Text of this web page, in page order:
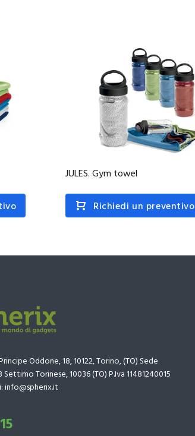
JULES. Gym towel
Richiedi un preventivo
Oddone, 18, 10122, Torino, (TO) Sede
Torinese, 10036 (TO) P.Iva 11481240015
info@spherix.it